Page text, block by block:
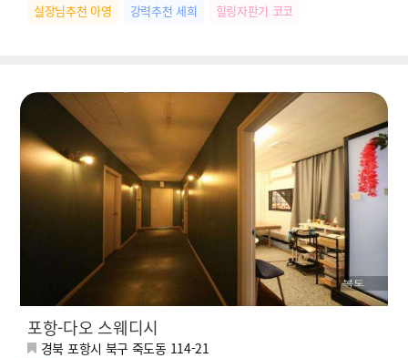
실장님추천 아영 강력추천 세희 힐링자판기 코코
포항-다오 스웨디시
경북 포항시 북구 죽도동 114-21